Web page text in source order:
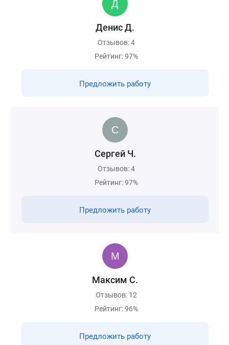
Денис Д.
Отзывов: 4
Рейтинг: 97%
Предложить работу
Сергей Ч.
Отзывов: 4
Рейтинг: 97%
Предложить работу
Максим С.
Отзывов: 12
Рейтинг: 96%
Предложить работу